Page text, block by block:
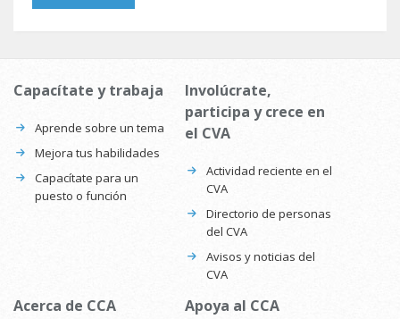
Capacítate y trabaja
Aprende sobre un tema
Mejora tus habilidades
Capacítate para un
puesto o función
Involúcrate,
participa y crece en
el CVA
Actividad reciente en el
CVA
Directorio de personas
del CVA
Avisos y noticias del
CVA
Acerca de CCA Apoya al CCA